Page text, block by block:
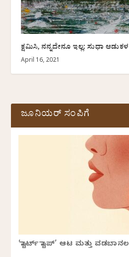
ಕ್ಷಮಿಸಿ, ನನ್ನದೇನೂ ಇಲ್ಲ: ಸುಧಾ
April 16, 2021
ಜೂನಿಯರ್ ಸಂಪಿಗೆ
‘ಸ್ಟಾರ್ಟ್ ಸ್ಟಾಪ್’ ಆಟ ಮತ್ತು